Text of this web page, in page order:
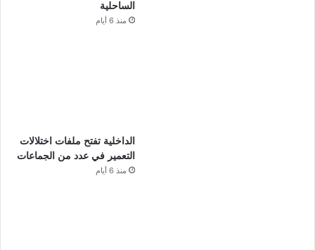
الساحلية
منذ 6 أيام
الداخلية تفتح ملفات اختلالات
التعمير في عدد من الجماعات
منذ 6 أيام